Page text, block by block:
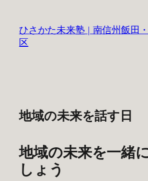
ひさかた未来塾 | 南信州飯田
区
地域の未来を話す日
地域の未来を一緒
しょう